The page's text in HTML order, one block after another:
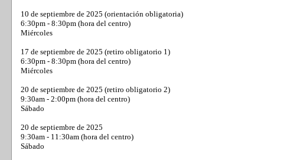
10 de septiembre de 2025 (orientación obligatoria)
6:30pm - 8:30pm (hora del centro)
Miércoles
17 de septiembre de 2025 (retiro obligatorio 1)
6:30pm - 8:30pm (hora del centro)
Miércoles
20 de septiembre de 2025 (retiro obligatorio 2)
9:30am - 2:00pm (hora del centro)
Sábado
20 de septiembre de 2025
9:30am - 11:30am (hora del centro)
Sábado